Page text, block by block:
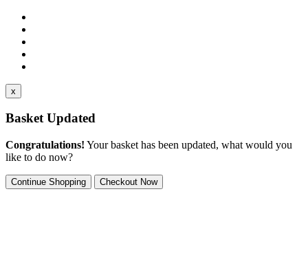
x
Basket Updated
Congratulations! Your basket has been updated, what would you
like to do now?
Continue Shopping Checkout Now